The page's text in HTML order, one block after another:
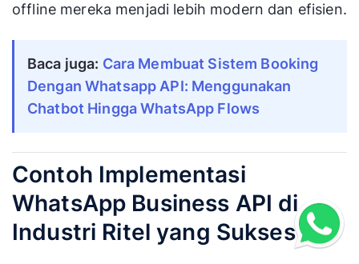
offline mereka menjadi lebih modern dan efisien.
Baca juga: Cara Membuat Sistem Booking
Dengan Whatsapp API: Menggunakan
Chatbot Hingga WhatsApp Flows
Contoh Implementasi
WhatsApp Business API di
Industri Ritel yang Sukses